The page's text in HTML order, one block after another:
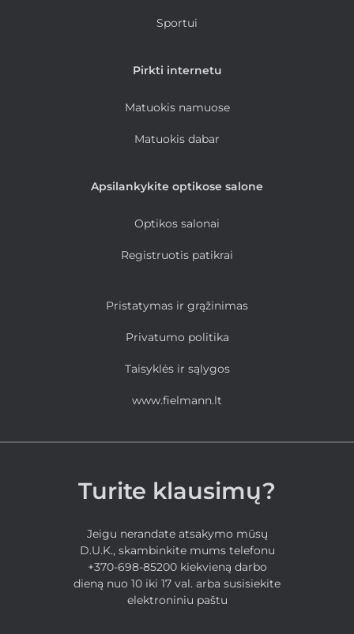
Sportui
Pirkti internetu
Matuokis namuose
Matuokis dabar
Apsilankykite optikose salone
Optikos salonai
Registruotis patikrai
Pristatymas ir grąžinimas
Privatumo politika
Taisyklės ir sąlygos
www.fielmann.lt
Turite klausimų?
Jeigu nerandate atsakymo mūsų
D.U.K., skambinkite mums telefonu
+370-698-85200 kiekvieną darbo
dieną nuo 10 iki 17 val. arba susisiekite
elektroniniu paštu